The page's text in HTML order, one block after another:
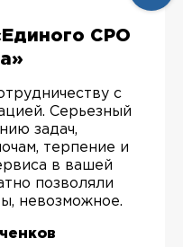
СРО
с
Серьезный
задач,
терпение и
в вашей
позволяли
невозможное.